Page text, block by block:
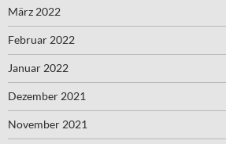
März 2022
Februar 2022
Januar 2022
Dezember 2021
November 2021